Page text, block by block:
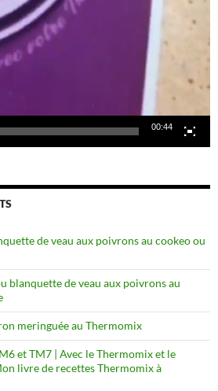
00:44
de veau aux poivrons au cookeo ou
blanquette de veau aux poivrons au
meringuée au Thermomix
et TM7 | Avec le Thermomix et le
livre de recettes Thermomix à